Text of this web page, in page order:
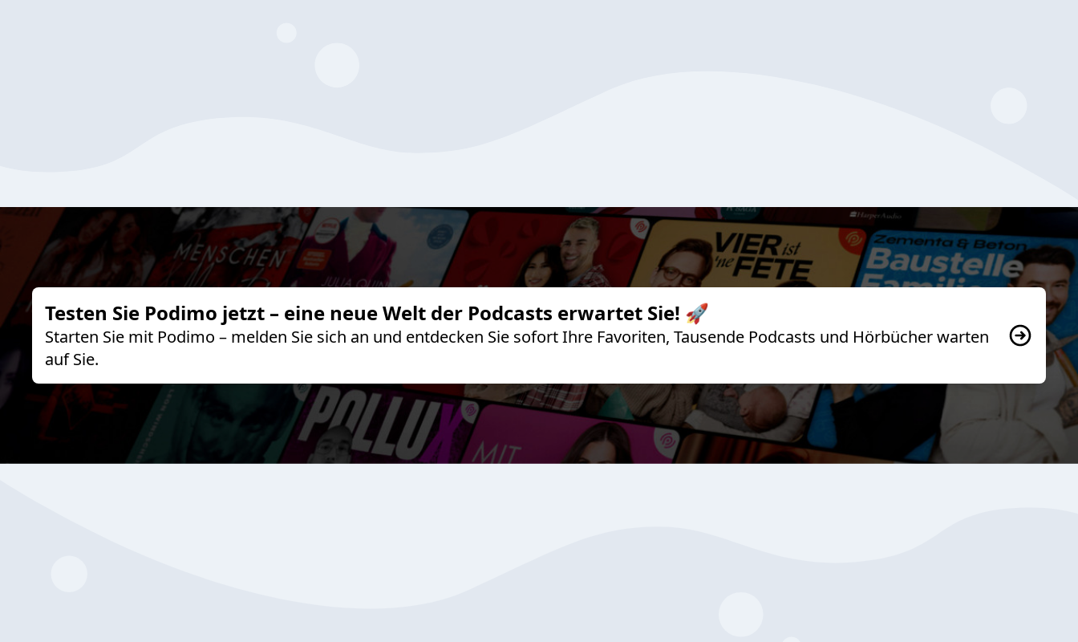
Testen Sie Podimo jetzt – eine neue Welt der Podcasts erwartet Sie! 🚀
Starten Sie mit Podimo – melden Sie sich an und entdecken Sie sofort Ihre Favoriten, Tausende Podcasts und Hörbücher warten
auf Sie.